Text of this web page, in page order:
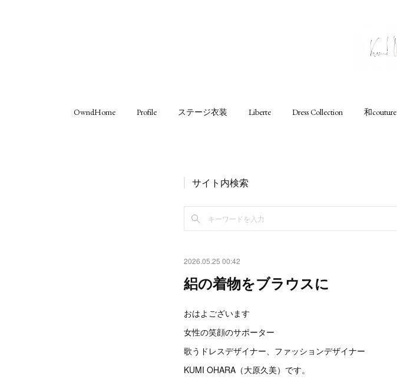
OwndHome Profile ステージ衣装 Liberte Dress Collection 和couture
サイト内検索
2026.05.25 00:42
絽の着物をブラウスに
おはよございます
女性の笑顔のサポーター
歌うドレスデザイナー、ファッションデザイナー
KUMI OHARA（大原久美）です。